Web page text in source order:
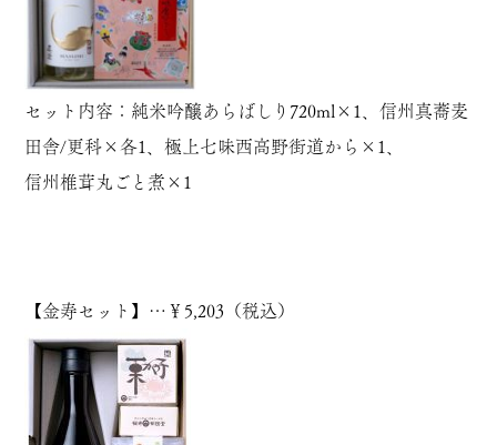
セット内容： 純米吟醸あらばしり720ml ×1、信州真蕎麦
田舎/更科 ×各1、極上七味西高野街道から ×1、
信州椎茸丸ごと煮 ×1
【金寿セット 】…￥5,203（税込）